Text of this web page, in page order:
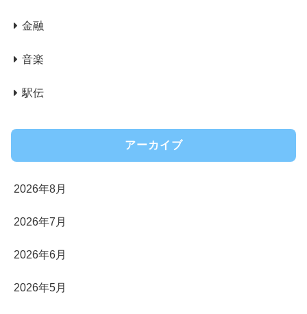
金融
音楽
駅伝
アーカイブ
2026年8月
2026年7月
2026年6月
2026年5月